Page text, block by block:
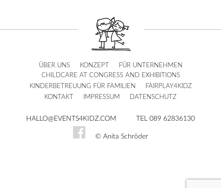
ÜBER UNS KONZEPT
FÜR UNTERNEHMEN
CHILDCARE AT CONGRESS AND EXHIBITIONS
KINDERBETREUUNG FÜR FAMILIEN
FAIRPLAY4KIDZ
KONTAKT
IMPRESSUM DATENSCHUTZ
HALLO@EVENTS4KIDZ.COM TEL 089 62836130
© Anita Schröder